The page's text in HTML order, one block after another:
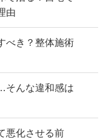
由
べき？整体施術
そんな違和感は
悪化させる前